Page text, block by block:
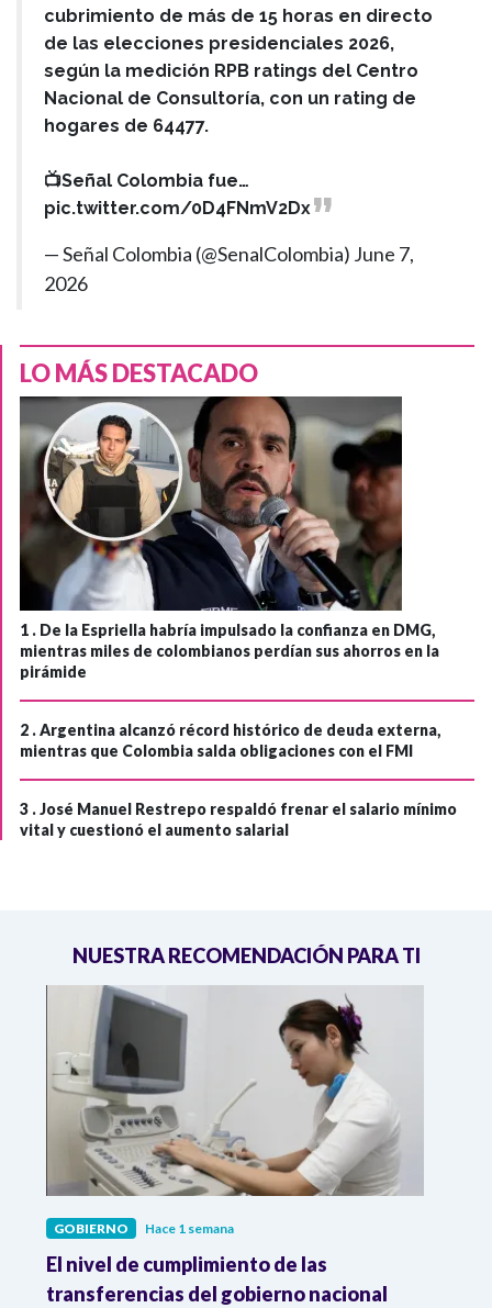
cubrimiento de más de 15 horas en directo
de las elecciones presidenciales 2026,
según la medición RPB ratings del Centro
Nacional de Consultoría, con un rating de
hogares de 64477.
📺Señal Colombia fue…
pic.twitter.com/0D4FNmV2Dx
— Señal Colombia (@SenalColombia) June 7,
2026
LO MÁS DESTACADO
1 . De la Espriella habría impulsado la confianza en DMG,
mientras miles de colombianos perdían sus ahorros en la
pirámide
2 .Argentina alcanzó récord histórico de deuda externa,
mientras que Colombia salda obligaciones con el FMI
3 .José Manuel Restrepo respaldó frenar el salario mínimo
vital y cuestionó el aumento salarial
NUESTRA RECOMENDACIÓN PARA TI
GOBIERNO Hace 1 semana
El nivel de cumplimiento de las
transferencias del gobierno nacional